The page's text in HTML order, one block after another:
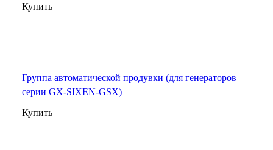
Купить
Группа автоматической продувки (для генераторов
серии GX-SIXEN-GSX)
Купить